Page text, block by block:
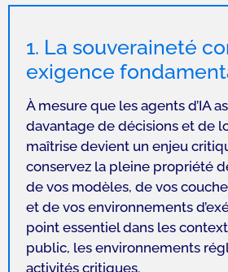
1. La souveraineté
exigence
À mesure que les agents d’IA
davantage de décisions et de
maîtrise devient un enjeu
conservez la pleine propriété
de vos modèles, de vos
et de vos environnements
point essentiel dans les
public, les environnements
activités critiques.